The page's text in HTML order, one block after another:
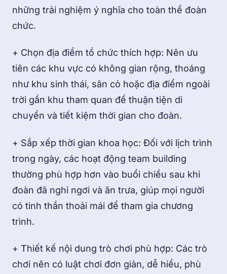
những trải nghiệm ý nghĩa cho toàn thể đoàn
chức.
+ Chọn địa điểm tổ chức thích hợp: Nên ưu
tiên các khu vực có không gian rộng, thoáng
như khu sinh thái, sân cỏ hoặc địa điểm ngoài
trời gần khu tham quan để thuận tiện di
chuyển và tiết kiệm thời gian cho đoàn.
+ Sắp xếp thời gian khoa học: Đối với lịch trình
trong ngày, các hoạt động team building
thường phù hợp hơn vào buổi chiều sau khi
đoàn đã nghỉ ngơi và ăn trưa, giúp mọi người
có tinh thần thoải mái để tham gia chương
trình.
+ Thiết kế nội dung trò chơi phù hợp: Các trò
chơi nên có luật chơi đơn giản, dễ hiểu, phù